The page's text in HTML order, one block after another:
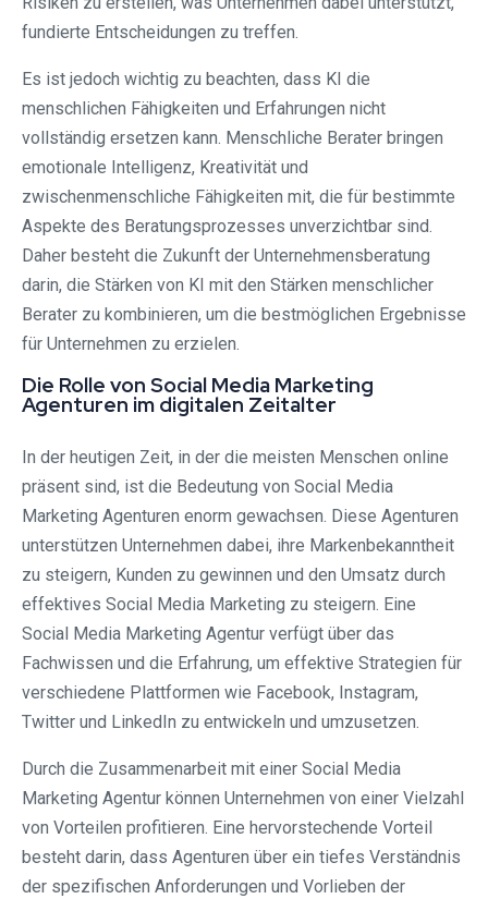
fundierte Entscheidungen zu treffen.
Es ist jedoch wichtig zu beachten, dass KI die
menschlichen Fähigkeiten und Erfahrungen nicht
vollständig ersetzen kann. Menschliche Berater bringen
emotionale Intelligenz, Kreativität und
zwischenmenschliche Fähigkeiten mit, die für bestimmte
Aspekte des Beratungsprozesses unverzichtbar sind.
Daher besteht die Zukunft der Unternehmensberatung
darin, die Stärken von KI mit den Stärken menschlicher
Berater zu kombinieren, um die bestmöglichen Ergebnisse
für Unternehmen zu erzielen.
Die Rolle von Social Media Marketing
Agenturen im digitalen Zeitalter
In der heutigen Zeit, in der die meisten Menschen online
präsent sind, ist die Bedeutung von Social Media
Marketing Agenturen enorm gewachsen. Diese Agenturen
unterstützen Unternehmen dabei, ihre Markenbekanntheit
zu steigern, Kunden zu gewinnen und den Umsatz durch
effektives Social Media Marketing zu steigern. Eine
Social Media Marketing Agentur verfügt über das
Fachwissen und die Erfahrung, um effektive Strategien für
verschiedene Plattformen wie Facebook, Instagram,
Twitter und LinkedIn zu entwickeln und umzusetzen.
Durch die Zusammenarbeit mit einer Social Media
Marketing Agentur können Unternehmen von einer Vielzahl
von Vorteilen profitieren. Eine hervorstechende Vorteil
besteht darin, dass Agenturen über ein tiefes Verständnis
der spezifischen Anforderungen und Vorlieben der